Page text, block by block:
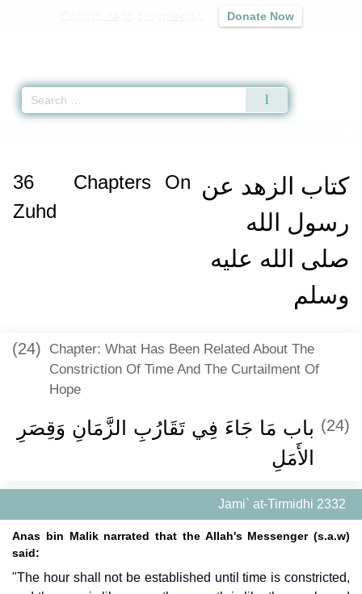
Donate Now
كتاب الزهد عن
رسول الله
صلى الله عليه
وسلم
36
Chapters On
Zuhd
(24) Chapter: What Has Been Related About The
Constriction Of Time And The Curtailment Of
Hope
(24) باب مَا جَاءَ فِي تَقَارُبِ الزَّمَانِ وَقِصَرِ
الأَمَلِ
Jami` at-Tirmidhi 2332
Anas bin Malik narrated that the Allah's Messenger (s.a.w)
said:
"The hour shall not be established until time is constricted,